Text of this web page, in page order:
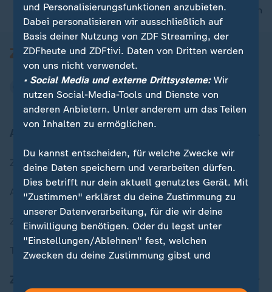
nach oben
Zuletzt veröffentlicht
Aktuelle Sendungs-Videos
ZDFheute Stories
Themen im Überblick
und Personalisierungsfunktionen anzubieten.
Dabei personalisieren wir ausschließlich auf
Basis deiner Nutzung von ZDF Streaming, der
ZDFheute und ZDFtivi. Daten von Dritten werden
von uns nicht verwendet.
• Social Media und externe Drittsysteme:Wir
nutzen Social-Media-Tools und Dienste von
anderen Anbietern. Unter anderem um das Teilen
von Inhalten zu ermöglichen.
Du kannst entscheiden, für welche Zwecke wir
deine Daten speichern und verarbeiten dürfen.
Dies betrifft nur dein aktuell genutztes Gerät. Mit
"Zustimmen" erklärst du deine Zustimmung zu
unserer Datenverarbeitung, für die wir deine
Einwilligung benötigen. Oder du legst unter
"Einstellungen/Ablehnen" fest, welchen
Zwecken du deine Zustimmung gibst und